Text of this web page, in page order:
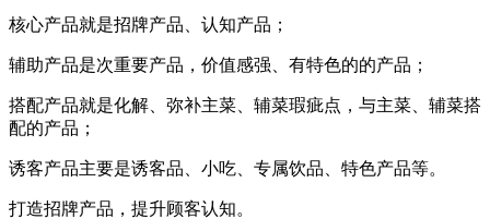
核心产品就是招牌产品、认知产品；
辅助产品是次重要产品，价值感强、有特色的的产品；
搭配产品就是化解、弥补主菜、辅菜瑕疵点，与主菜、辅菜搭
配的产品；
诱客产品主要是诱客品、小吃、专属饮品、特色产品等。
打造招牌产品，提升顾客认知。